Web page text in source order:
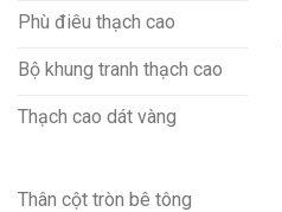
Phù điêu thạch cao
Bộ khung tranh thạch cao
Thạch cao dát vàng
Thân cột tròn bê tông